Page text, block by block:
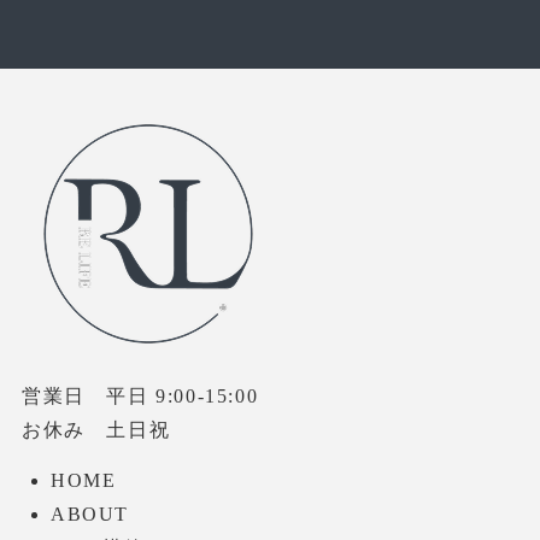
営業日 平日 9:00-15:00
お休み 土日祝
HOME
ABOUT